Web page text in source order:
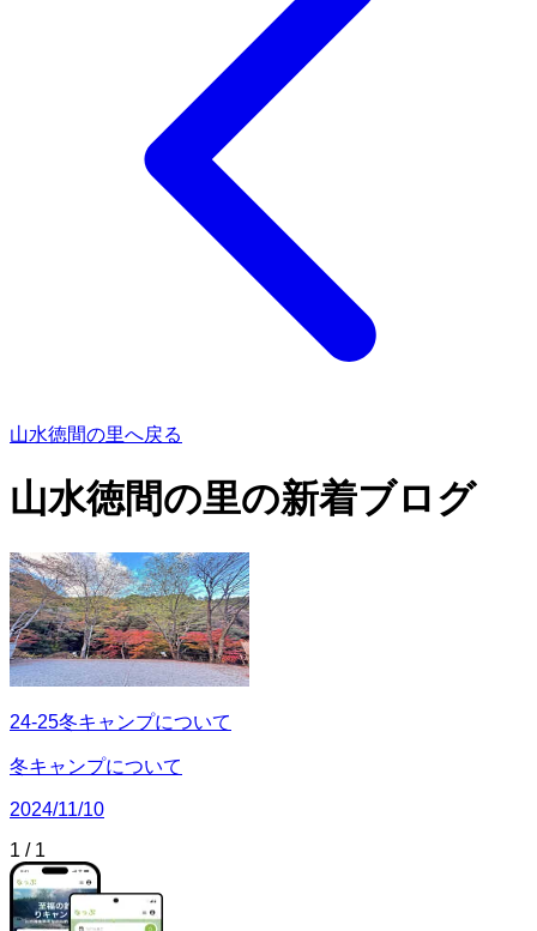
山水徳間の里へ戻る
山水徳間の里の新着ブログ
24-25冬キャンプについて
冬キャンプについて
2024/11/10
1 / 1